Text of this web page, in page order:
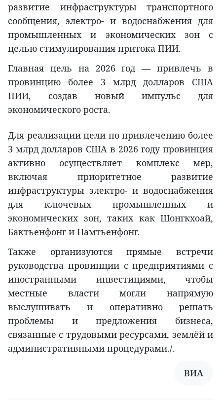
развитие инфраструктуры транспортного
сообщения, электро- и водоснабжения для
промышленных и экономических зон с
целью стимулирования притока ПИИ.
Главная цель на 2026 год — привлечь в
провинцию более 3 млрд долларов США
ПИИ, создав новый импульс для
экономического роста.
Для реализации цели по привлечению более
3 млрд долларов США в 2026 году провинция
активно осуществляет комплекс мер,
включая приоритетное развитие
инфраструктуры электро- и водоснабжения
для ключевых промышленных и
экономических зон, таких как Шонгкхоай,
Бактьенфонг и Намтьенфонг.
Также организуются прямые встречи
руководства провинции с предприятиями с
иностранными инвестициями, чтобы
местные власти могли напрямую
выслушивать и оперативно решать
проблемы и предложения бизнеса,
связанные с трудовыми ресурсами, землёй и
административными процедурами./.
ВИА